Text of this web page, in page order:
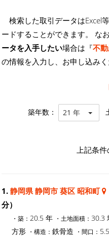
検索した取引データはExcel
ードすることができます。 なお
ータを入手したい場合は『不
の情報を入力し、お申し込みく
築年数： 21 年
上記条
1. 静岡県 静岡市 葵区 昭和町
分）
・築： 20.5 年 ・土地面積： 30.3
方形 ・構造： 鉄骨造 ・間口：